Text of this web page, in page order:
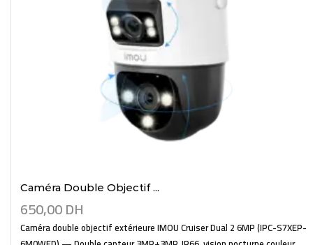
Caméra Double Objectif ...
650,00DH
Caméra double objectif extérieure IMOU Cruiser Dual 2 6MP (IPC-S7XEP-